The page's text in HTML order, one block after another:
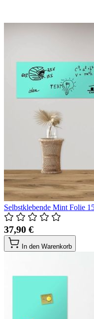
Selbstklebende Mint Folie
37,90 €
In den Warenkorb